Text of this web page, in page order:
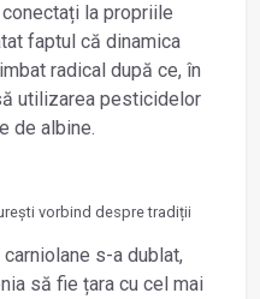
la propriile
faptul că dinamica
radical după ce, în
utilizarea pesticidelor
de albine.
vorbind despre tradiții
s-a dublat,
să fie țara cu cel mai